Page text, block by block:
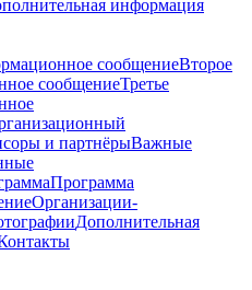
информация
сообщениеВторое
сообщениеТретье
и партнёрыВажные
Программа
Организации-
Дополнительная